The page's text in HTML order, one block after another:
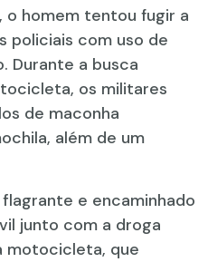
o homem tentou fugir a
policiais com uso de
Durante a busca
os militares
de maconha
além de um
e encaminhado
junto com a droga
motocicleta, que